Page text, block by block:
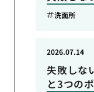
洗面所
失敗しな
と3つの
2026.07.14